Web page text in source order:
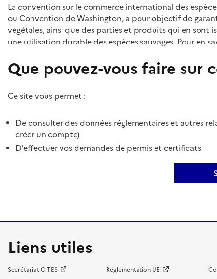
La convention sur le commerce international des
ou Convention de Washington, a pour objectif de
végétales, ainsi que des parties et produits qui en sont
une utilisation durable des espèces sauvages. Pour en
Que pouvez-vous faire sur
Ce site vous permet :
De consulter des données réglementaires et autres
créer un compte)
D'effectuer vos demandes de permis et certificats
Liens utiles
Secrétariat CITES Réglementation UE